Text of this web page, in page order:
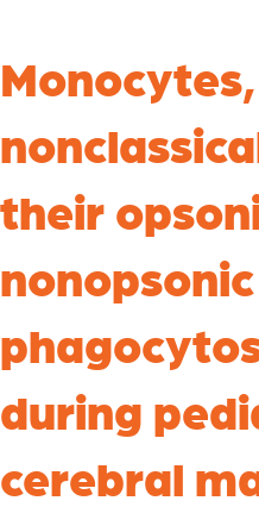
their
nonopsonic
during
cerebral